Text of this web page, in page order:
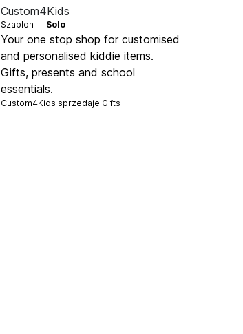
Custom4Kids
Szablon — Solo
Your one stop shop for customised
and personalised kiddie items.
Gifts, presents and school
essentials.
Custom4Kids sprzedaje Gifts